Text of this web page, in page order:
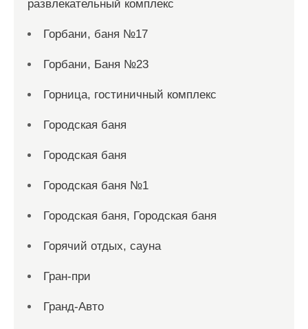
развлекательный комплекс
Горбани, баня №17
Горбани, Баня №23
Горница, гостиничный комплекс
Городская баня
Городская баня
Городская баня №1
Городская баня, Городская баня
Горячий отдых, сауна
Гран-при
Гранд-Авто